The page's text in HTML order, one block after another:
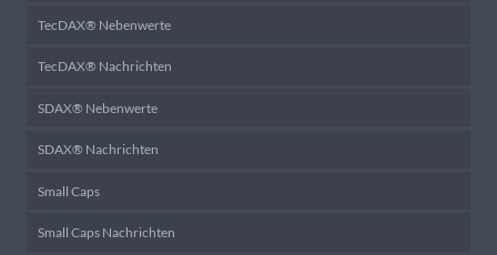
TecDAX® Nebenwerte
TecDAX® Nachrichten
SDAX® Nebenwerte
SDAX® Nachrichten
Small Caps
Small Caps Nachrichten